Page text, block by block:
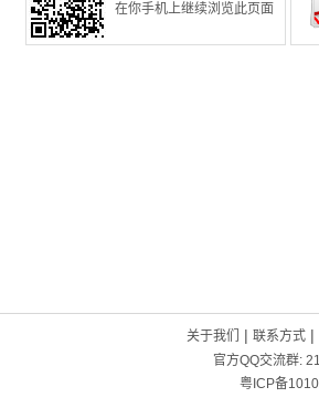
在你手机上继续浏览此页面
关于我们 | 联系方式|
官方QQ交流群:
粤ICP备